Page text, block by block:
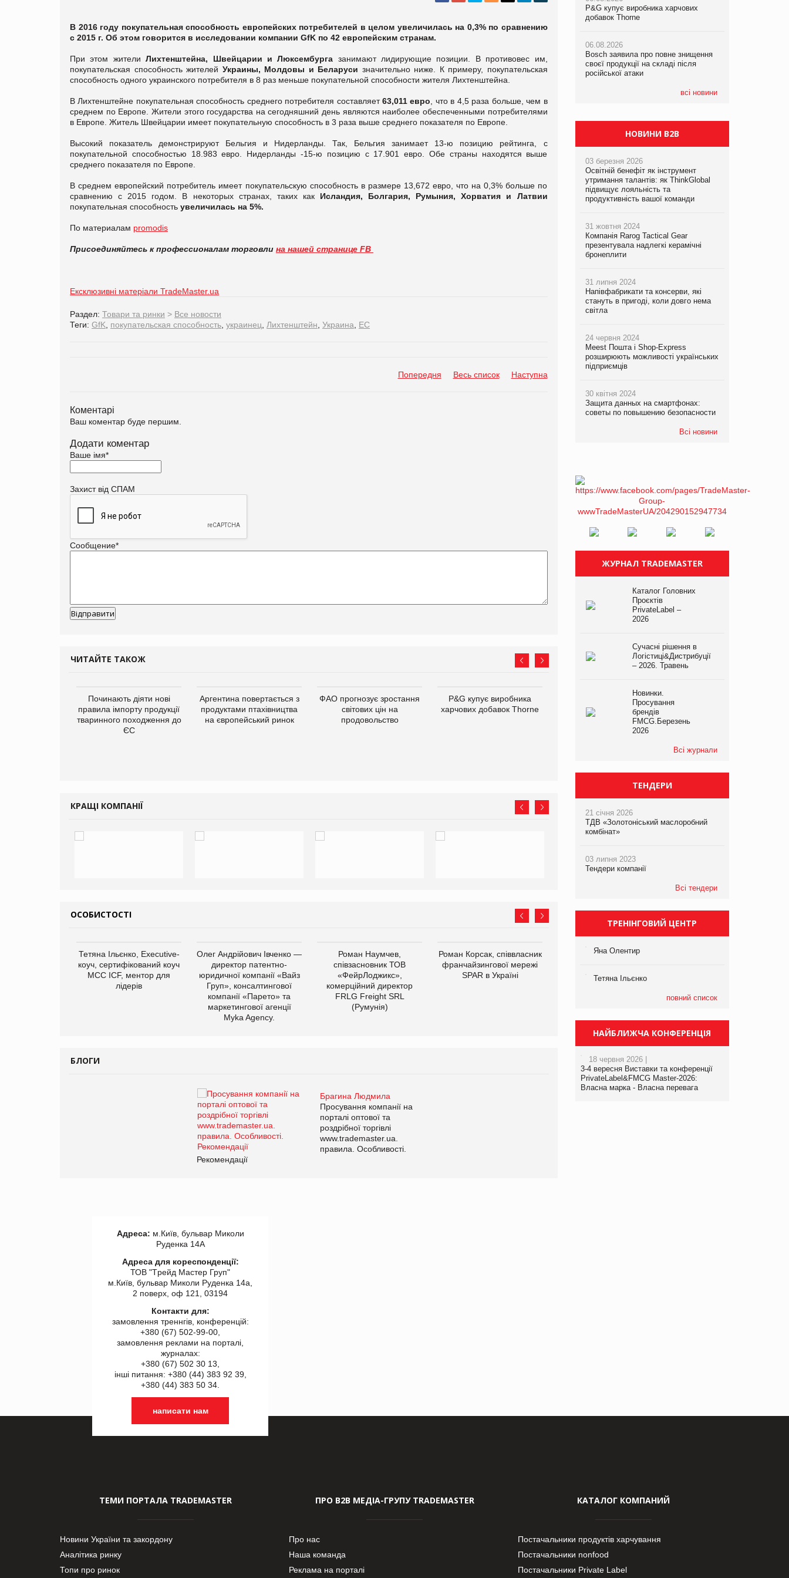
В 2016 году покупательная способность европейских потребителей в целом увеличилась на 0,3% по сравнению
с 2015 г. Об этом говорится в исследовании компании GfK по 42 европейским странам.
При этом жителиЛихтенштейна, Швейцарии и Люксембурга занимают лидирующие позиции. В противовес им,
покупательская способность жителей Украины, Молдовы и Беларуси значительно ниже. К примеру, покупательская
способность одного украинского потребителя в 8 раз меньше покупательной способности жителя Лихтенштейна.
В Лихтенштейне покупательная способность среднего потребителя составляет63,011 евро , что в 4,5 раза больше, чем в
среднем по Европе. Жители этого государства на сегодняшний день являются наиболее обеспеченными потребителями
в Европе. Житель Швейцарии имеет покупательную способность в 3 раза выше среднего показателя по Европе.
Высокий показатель демонстрируют Бельгия и Нидерланды. Так, Бельгия занимает 13-ю позицию рейтинга, с
покупательной способностью 18.983 евро. Нидерланды -15-ю позицию с 17.901 евро. Обе страны находятся выше
среднего показателя по Европе.
В среднем европейский потребитель имеет покупательскую способность в размере 13,672 евро, что на 0,3% больше по
сравнению с 2015 годом. В некоторых странах, таких как Исландия, Болгария, Румыния, Хорватия и Латвии
покупательная способность увеличилась на 5%.
По материалам promodis
Присоединяйтесь к профессионалам торговли на нашей странице FB
Ексклюзивні матеріали TradeMaster.ua
Раздел: Товари та ринки > Все новости
Теги: GfK покупательская способность украинец Лихтенштейн Украина ЕС
Попередня Весь список Наступна
Коментарі
Ваш коментар буде першим.
Додати коментар
Ваше імя*
Захист від СПАМ
Сообщение*
ЧИТАЙТЕ ТАКОЖ
Починають діяти нові
правила імпорту продукції
тваринного походження до
ЄС
Аргентина повертається з
продуктами птахівництва
на європейський ринок
ФАО прогнозує зростання
світових цін на
продовольство
P&G купує виробника
харчових добавок Thorne
Bosch заявила про повне
знищення своєї продукції
на складі після російської
з’явилися паучі Varto Paw
КРАЩІ КОМПАНІЇ
ОСОБИСТОСТІ
Тетяна Ільєнко, Executive-
коуч, сертифікований коуч
МСС ICF, ментор для
лідерів
Олег Андрійович Івченко —
директор патентно-
юридичної компанії «Вайз
Груп», консалтингової
компанії «Парето» та
маркетингової агенції
Myka Agency.
Роман Наумчев,
співзасновник ТОВ
«ФейрЛоджикс»,
комерційний директор
FRLG Freight SRL
(Румунія)
Роман Корсак, співвласник
франчайзингової мережі
SPAR в Україні
Олексій Логачов-Михайлов
департаменту з
БЛОГИ
Брагина Людмила
Просування компанії на
порталі оптової та
роздрібної торгівлі
www.trademaster.ua.
правила. Особливості.
Рекомендації
P&G купує виробника харчових
добавок Thorne
06.08.2026
Bosch заявила про повне знищення
своєї продукції на складі після
російської атаки
всі новини
P&G купує виробника харчових
добавок Thorne
06.08.2026
Bosch заявила про повне знищення
своєї продукції на складі після
російської атаки
P&G купує виробника харчових
добавок Thorne
06.08.2026
Bosch заявила про повне знищення
своєї продукції на складі після
російської атаки
НОВИНИ B2B
03 березня 2026
Освітній бенефіт як інструмент
утримання талантів: як ThinkGlobal
підвищує лояльність та
продуктивність вашої команди
31 жовтня 2024
Компанія Rarog Tactical Gear
презентувала надлегкі керамічні
бронеплити
31 липня 2024
Напівфабрикати та консерви, які
стануть в пригоді, коли довго нема
світла
24 червня 2024
Meest Пошта і Shop-Express
розширюють можливості українських
підприємців
30 квітня 2024
Защита данных на смартфонах:
советы по повышению безопасности
Всі новини
ЖУРНАЛ TRADEMASTER
Каталог Головних
Проєктів
PrivateLabel –
2026
Сучасні рішення в
Логістиці&Дистрибуції
– 2026. Травень
Новинки.
Просування
брендів
FMCG.Березень
2026
Всі журнали
ТЕНДЕРИ
21 січня 2026
ТДВ «Золотоніський маслоробний
комбінат»
03 липня 2023
Тендери компанії
Всі тендери
ТРЕНІНГОВИЙ ЦЕНТР
Яна Олентир
Тетяна Ільєнко
повний список
НАЙБЛИЖЧА КОНФЕРЕНЦІЯ
18 червня 2026 |
3-4 вересня Виставки та конференції
PrivateLabel&FMCG Master-2026:
Власна марка - Власна перевага
Адреса: м.Київ, бульвар Миколи
Руденка 14А
Адреса для кореспонденції:
ТОВ "Tрейд Мастер Груп"
м.Київ, бульвар Миколи Руденка 14а,
2 поверх, оф 121, 03194
Контакти для:
замовлення треннгів, конференцій:
+380 (67) 502-99-00,
замовлення реклами на порталі,
журналах:
+380 (67) 502 30 13,
інші питання: +380 (44) 383 92 39,
+380 (44) 383 50 34.
написати нам
ТЕМИ ПОРТАЛА TRADEMASTER
Новини України та закордону
Аналітика ринку
Топи про ринок
ПРО В2В МЕДІА-ГРУПУ TRADEMASTER
Про нас
Наша команда
Реклама на порталі
КАТАЛОГ КОМПАНИЙ
Постачальники продуктів харчування
Постачальники nonfood
Постачальники Private Label